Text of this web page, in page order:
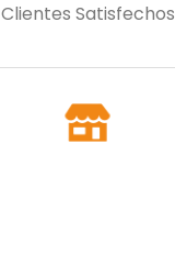
Clientes Satisfechos